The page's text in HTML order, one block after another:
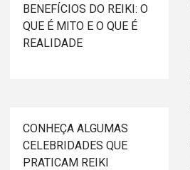
BENEFÍCIOS DO REIKI: O
QUE É MITO E O QUE É
REALIDADE
CONHEÇA ALGUMAS
CELEBRIDADES QUE
PRATICAM REIKI